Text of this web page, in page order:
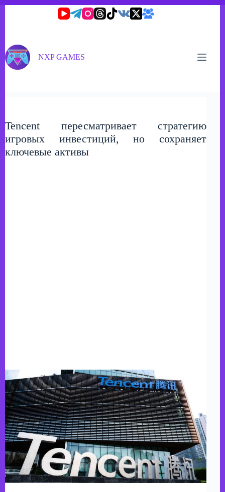
NXP GAMES
Tencent пересматривает стратегию
игровых инвестиций, но сохраняет
ключевые активы